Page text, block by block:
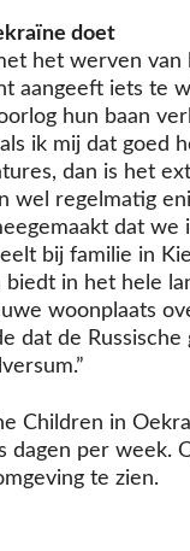
doet
het werven
aangeeft iets te
hun baan
ik mij dat goed
dan is het
wel regelmatig
dat we
bij familie in
in het hele
woonplaats
dat de
Children in
dagen per week.
te zien.